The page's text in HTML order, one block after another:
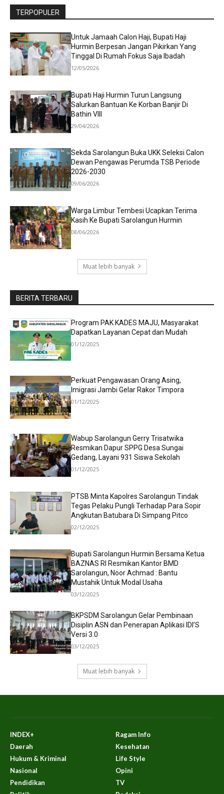
TERPOPULER
Untuk Jamaah Calon Haji, Bupati Haji
Hurmin Berpesan Jangan Pikirkan Yang
Tinggal Di Rumah Fokus Saja Ibadah
12/05/2026
Bupati Haji Hurmin Turun Langsung
Salurkan Bantuan Ke Korban Banjir Di
Bathin VIII
29/04/2026
Sekda Sarolangun Buka UKK Seleksi Calon
Dewan Pengawas Perumda TSB Periode
2026-2030
09/06/2026
Warga Limbur Tembesi Ucapkan Terima
Kasih Ke Bupati Sarolangun Hurmin
08/06/2026
Muat lebih banyak
BERITA TERBARU
Program PAK KADES MAJU, Masyarakat
Dapatkan Layanan Cepat dan Mudah
01/12/2025
Perkuat Pengawasan Orang Asing,
Imigrasi Jambi Gelar Rakor Timpora
01/12/2025
Wabup Sarolangun Gerry Trisatwika
Resmikan Dapur SPPG Desa Sungai
Gedang, Layani 931 Siswa Sekolah
01/12/2025
PTSB Minta Kapolres Sarolangun Tindak
Tegas Pelaku Pungli Terhadap Para Sopir
Angkutan Batubara Di Simpang Pitco
02/12/2025
Bupati Sarolangun Hurmin Bersama Ketua
BAZNAS RI Resmikan Kantor BMD
Sarolangun, Noor Achmad : Bantu
Mustahik Untuk Modal Usaha
03/12/2025
BKPSDM Sarolangun Gelar Pembinaan
Disiplin ASN dan Penerapan Aplikasi IDI’S
Versi 3.0
03/12/2025
Muat lebih banyak
INDEX+
Daerah
Hukum & Kriminal
Nasional
Pendidikan
Ragam Info
Kesehatan
Life Style
Opini
TV